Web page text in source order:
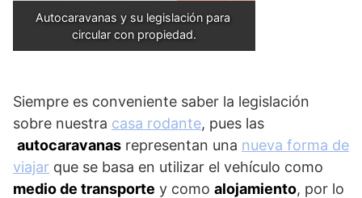
Autocaravanas y su legislación para
circular con propiedad.
Siempre es conveniente saber la legislación
sobre nuestra casa rodante, pues las
autocaravanas representan una nueva forma de
viajar que se basa en utilizar el vehículo como
medio de transporte y como alojamiento, por lo